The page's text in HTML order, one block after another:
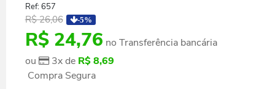
Ref: 657
R$ 26,06 -5%
R$ 24,76 no Transferência bancária
ou
3x de R$ 8,69
Compra Segura